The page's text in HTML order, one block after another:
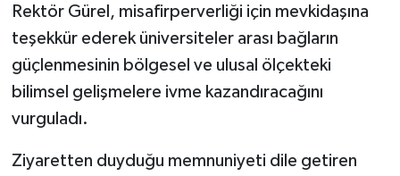
Rektör Gürel, misafirperverliği için mevkidaşına
teşekkür ederek üniversiteler arası bağların
güçlenmesinin bölgesel ve ulusal ölçekteki
bilimsel gelişmelere ivme kazandıracağını
vurguladı.
Ziyaretten duyduğu memnuniyeti dile getiren